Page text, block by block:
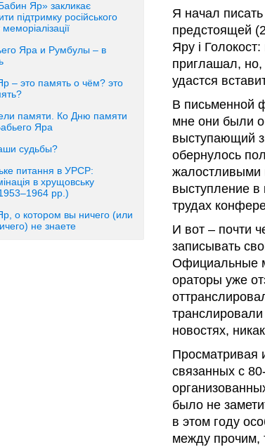
Яр» закликає
підтримку російського
Яра и Румбулы – в
– это память о чём? это
памяти. Ко Дню памяти
Яра
судьбы?
питання в УРСР:
в хрущовську
рр.)
о котором вы ничего (или
не знаете
Я начал
предстоящей
Яру і
приглашал, но,
удастся
В письменной
мне они были
выступающий
обернулось
жалостливыми
выступление в
трудах
И вот – почти
записывать
Официальные
ораторы уже
новостях,
Просматривая
связанных с
было не
в этом году
между прочим,